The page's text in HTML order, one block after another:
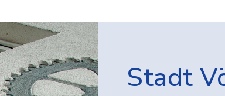
Stadt